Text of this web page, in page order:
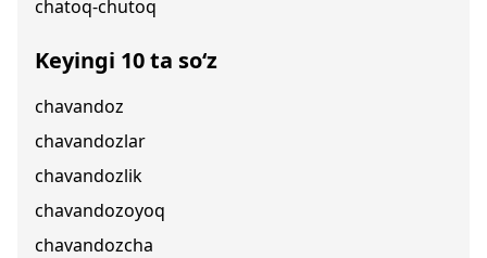
chatoq-chutoq
Keyingi 10 ta so‘z
chavandoz
chavandozlar
chavandozlik
chavandozoyoq
chavandozcha